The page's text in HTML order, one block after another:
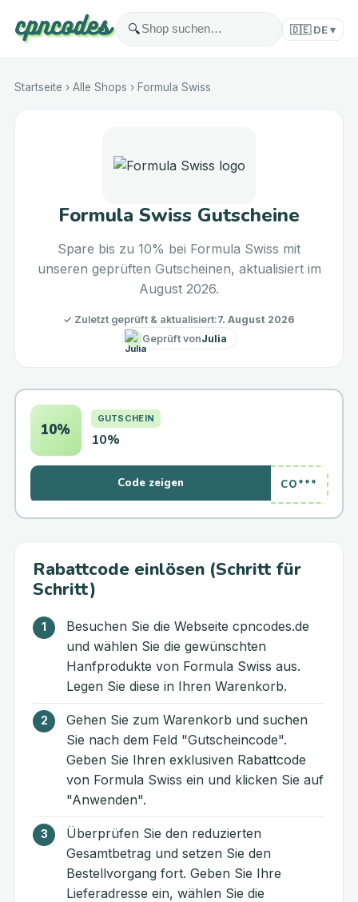
🔍 🇩🇪 DE▾
Startseite › Alle Shops › Formula Swiss
Formula Swiss Gutscheine
Spare bis zu 10% bei Formula Swiss mit
unseren geprüften Gutscheinen, aktualisiert im
August 2026.
✓ Zuletzt geprüft & aktualisiert:7. August 2026
Geprüft vonJulia
10%
GUTSCHEIN
10%
Code zeigen CO***
Rabattcode einlösen (Schritt für
Schritt)
Besuchen Sie die Webseite cpncodes.de
und wählen Sie die gewünschten
Hanfprodukte von Formula Swiss aus.
Legen Sie diese in Ihren Warenkorb.
Gehen Sie zum Warenkorb und suchen
Sie nach dem Feld "Gutscheincode".
Geben Sie Ihren exklusiven Rabattcode
von Formula Swiss ein und klicken Sie auf
"Anwenden".
Überprüfen Sie den reduzierten
Gesamtbetrag und setzen Sie den
Bestellvorgang fort. Geben Sie Ihre
Lieferadresse ein, wählen Sie die